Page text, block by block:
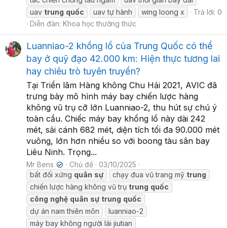
uav trung quốc uav tự hành wing loong x
Trả lời: 0
Diễn đàn: Khoa học thường thức
Luanniao-2 khổng lồ của Trung Quốc có thể
bay ở quỹ đạo 42.000 km: Hiện thực tương lai
hay chiêu trò tuyên truyền?
Tại Triển lãm Hàng không Chu Hải 2021, AVIC đã
trưng bày mô hình máy bay chiến lược hàng
không vũ trụ cỡ lớn Luanniao-2, thu hút sự chú ý
toàn cầu. Chiếc máy bay khổng lồ này dài 242
mét, sải cánh 682 mét, diện tích tối đa 90.000 mét
vuông, lớn hơn nhiều so với boong tàu sân bay
Liêu Ninh. Trọng...
Mr Bens ✔ Chủ đề
03/10/2025
bất đối xứng quân sự chạy đua vũ trang mỹ trung
chiến lược hàng không vũ trụ trung quốc
công nghệ quân sự trung quốc
dự án nam thiên môn
luanniao-2
máy bay không người lái jiutian